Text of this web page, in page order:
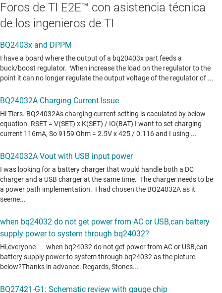
Foros de TI E2E™ con asistencia técnica
de los ingenieros de TI